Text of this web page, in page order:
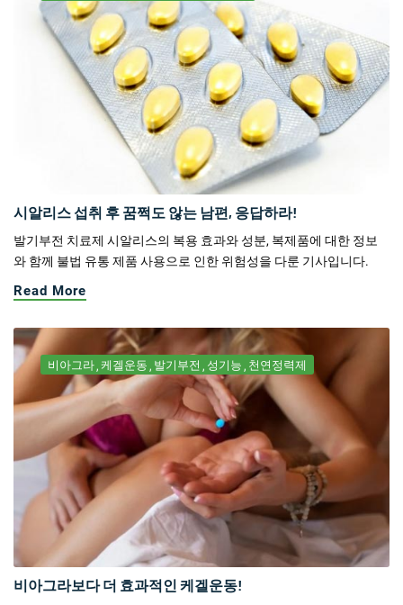
시알리스 섭취 후 꿈쩍도 않는 남편, 응답하라!
발기부전 치료제 시알리스의 복용 효과와 성분, 복제품에 대한 정보
와 함께 불법 유통 제품 사용으로 인한 위험성을 다룬 기사입니다.
Read More
비아그라 케겔운동 발기부전 성기능 천연정력제
비아그라보다 더 효과적인 케겔운동!